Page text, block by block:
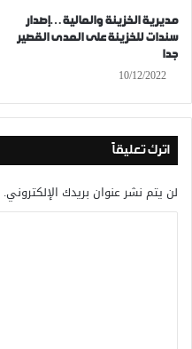
مديرية الخزينة والمالية…إصدار
سندات للخزينة على المدى القصير
جدا
10/12/2022
اترك تعليقاً
لن يتم نشر عنوان بريدك الإلكتروني.